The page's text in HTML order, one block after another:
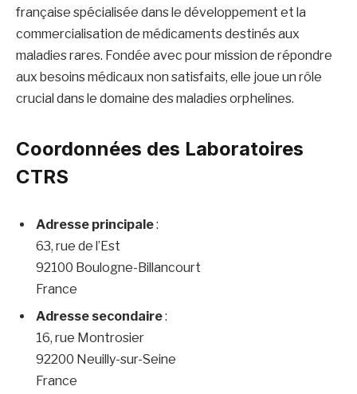
française spécialisée dans le développement et la
commercialisation de médicaments destinés aux
maladies rares. Fondée avec pour mission de répondre
aux besoins médicaux non satisfaits, elle joue un rôle
crucial dans le domaine des maladies orphelines.​
Coordonnées des Laboratoires
CTRS
Adresse principale:
63, rue de l’Est
92100 Boulogne-Billancourt
France
Adresse secondaire:
16, rue Montrosier
92200 Neuilly-sur-Seine
France